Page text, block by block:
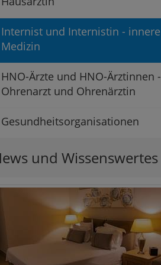
Internist und Internistin - innere
Medizin
HNO-Ärzte und HNO-Ärztinnen -
Ohrenarzt und Ohrenärztin
Gesundheitsorganisationen
und Wissenswertes